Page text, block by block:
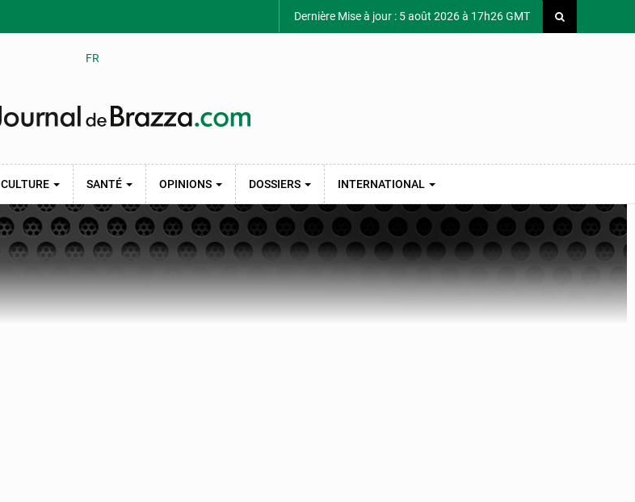
Dernière Mise à jour : 5 août 2026 à 17h26 GMT
FR
CULTURE SANTÉ OPINIONS DOSSIERS INTERNATIONAL